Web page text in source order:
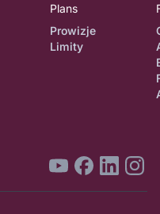
Plans
Prowizje
Limity